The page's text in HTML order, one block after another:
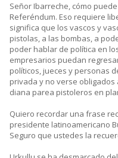
Señor Ibarreche, cómo
Referéndum. Eso requiere
significa que los vascos y
pistolas, a las bombas, a
poder hablar de política en
empresarios puedan
políticos, jueces y personas
privada y no verse obligados
diana parea pistoleros en
Quiero recordar una frase
presidente latinoamericano
Seguro que ustedes la